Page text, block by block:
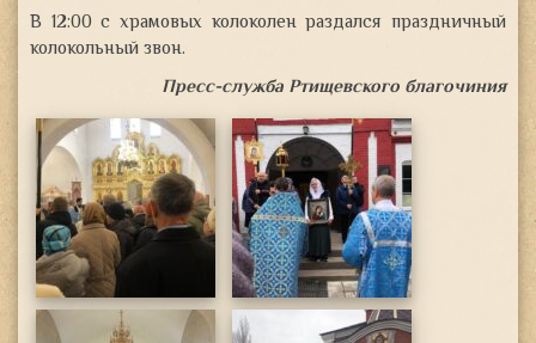
В 12:00 с храмовых колоколен раздался праздничный
колокольный звон.
Пресс-служба Ртищевского благочиния